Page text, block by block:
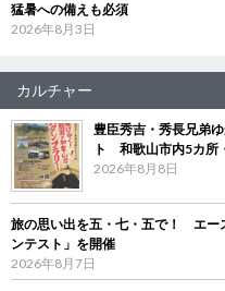
猛暑への備えも必須
2026年8月3日
カルチャー
豊臣秀吉・秀長兄弟
ト 和歌山市内5カ所
2026年8月8日
旅の思い出を五・七・五で！ エー
ンテスト」を開催
2026年8月7日